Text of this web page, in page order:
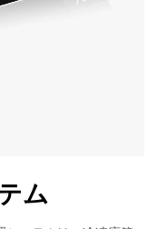
ム